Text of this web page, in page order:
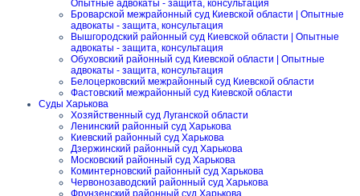
Опытные адвокаты - защита, консультация
Броварской межрайонный суд Киевской области | Опытные
адвокаты - защита, консультация
Вышгородский районный суд Киевской области | Опытные
адвокаты - защита, консультация
Обуховский районный суд Киевской области | Опытные
адвокаты - защита, консультация
Белоцерковский межрайонный суд Киевской области
Фастовский межрайонный суд Киевской области
Суды Харькова
Хозяйственный суд Луганской области
Ленинский районный суд Харькова
Киевский районный суд Харькова
Дзержинский районный суд Харькова
Московский районный суд Харькова
Коминтерновский районный суд Харькова
Червонозаводский районный суд Харькова
Фрунзенский районный суд Харькова